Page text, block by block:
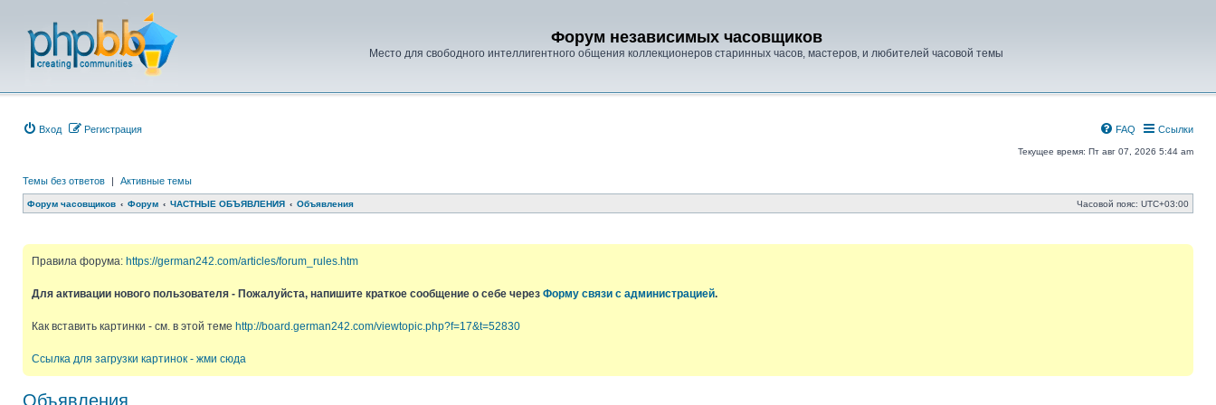
Форум независимых часовщиков
Место для свободного интеллигентного общения коллекционеров старинных часов, мастеров, и любителей часовой темы
Вход Регистрация Ссылки
FAQ
Текущее время: Пт авг 07, 2026 5:44 am
Темы без ответов | Активные темы
Форум часовщиков Форум ЧАСТНЫЕ ОБЪЯВЛЕНИЯ Объявления Часовой пояс: UTC+03:00
Правила форума: https://german242.com/articles/forum_rules.htm
Для активации нового пользователя - Пожалуйста, напишите краткое сообщение о себе через Форму связи с администрацией.
Как вставить картинки - см. в этой теме http://board.german242.com/viewtopic.php?f=17&t=52830
Ссылка для загрузки картинок - жми сюда
Объявления